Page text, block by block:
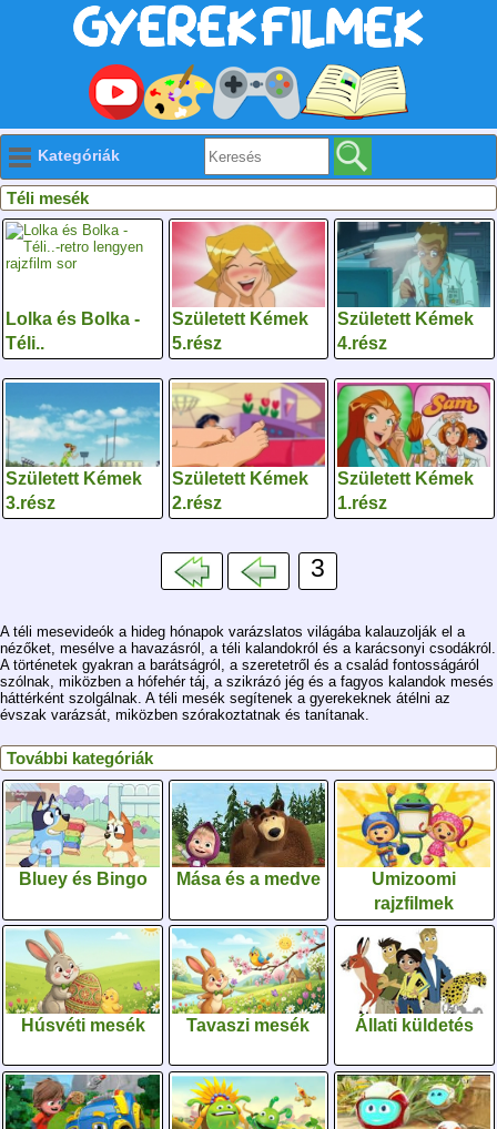
Kategóriák
Téli mesék
Lolka és Bolka -
Téli..
Született Kémek
5.rész
Született Kémek
4.rész
Született Kémek
3.rész
Született Kémek
2.rész
Született Kémek
1.rész
3
A téli mesevideók a hideg hónapok varázslatos világába kalauzolják el a
nézőket, mesélve a havazásról, a téli kalandokról és a karácsonyi csodákról.
A történetek gyakran a barátságról, a szeretetről és a család fontosságáról
szólnak, miközben a hófehér táj, a szikrázó jég és a fagyos kalandok mesés
háttérként szolgálnak. A téli mesék segítenek a gyerekeknek átélni az
évszak varázsát, miközben szórakoztatnak és tanítanak.
További kategóriák
Bluey és Bingo Mása és a medve
Umizoomi
rajzfilmek
Húsvéti mesék Tavaszi mesék Állati küldetés